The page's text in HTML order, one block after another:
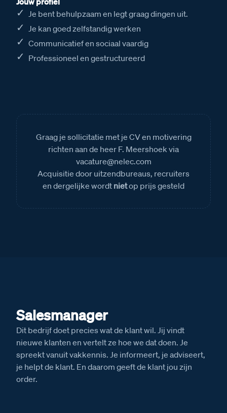
Je bent behulpzaam en legt graag dingen uit.
Je kan goed zelfstandig werken
Communicatief en sociaal vaardig
Professioneel en gestructureerd
Graag je sollicitatie met je CV en motivering
richten aan de heer F. Meershoek via
vacature@nelec.com
Acquisitie door uitzendbureaus, recruiters
en dergelijke wordt nietop prijs gesteld
Salesmanager
Dit bedrijf doet precies wat de klant wil. Jij vindt
nieuwe klanten en vertelt ze hoe we dat doen. Je
spreekt vanuit vakkennis. Je informeert, je adviseert,
je helpt de klant. En daarom geeft de klant jou zijn
order.